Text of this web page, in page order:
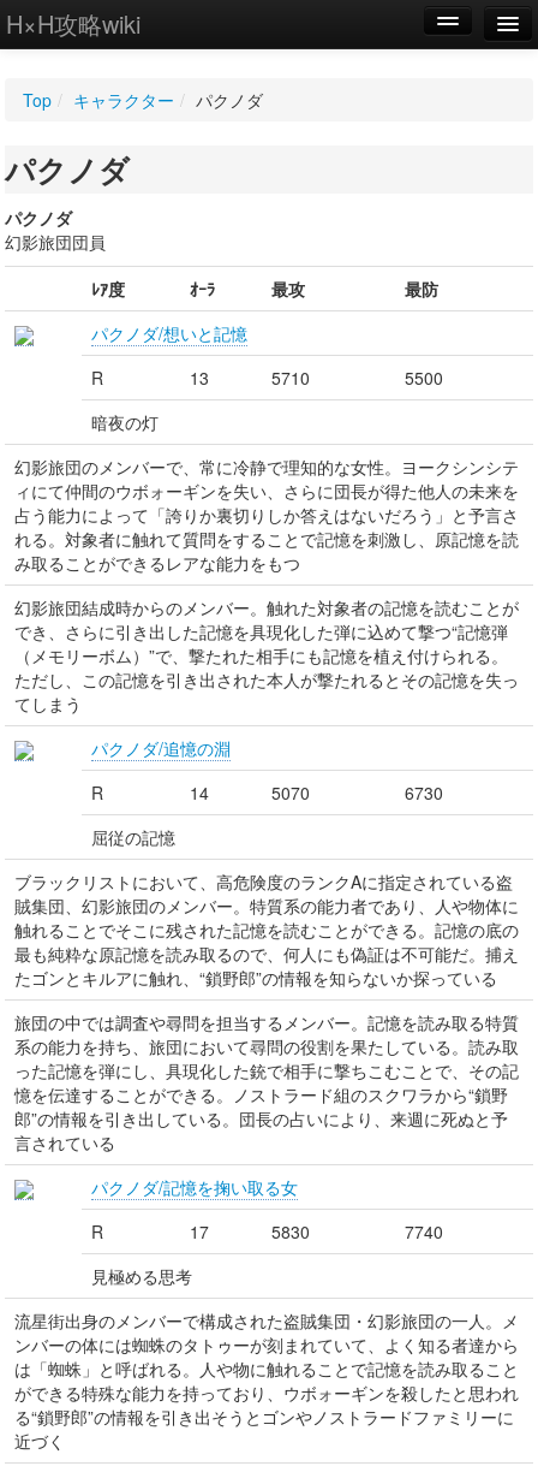
H×H攻略wiki
WIKI
設定
Top / キャラクター / パクノダ
パクノダ
パクノダ
幻影旅団団員
ﾚｱ度
ｵｰﾗ 最攻
最防
パクノダ/想いと記憶
R
13 5710
5500
暗夜の灯
幻影旅団のメンバーで、常に冷静で理知的な女性。ヨークシンシテ
ィにて仲間のウボォーギンを失い、さらに団長が得た他人の未来を
占う能力によって「誇りか裏切りしか答えはないだろう」と予言さ
れる。対象者に触れて質問をすることで記憶を刺激し、原記憶を読
み取ることができるレアな能力をもつ
幻影旅団結成時からのメンバー。触れた対象者の記憶を読むことが
でき、さらに引き出した記憶を具現化した弾に込めて撃つ“記憶弾
（メモリーボム）”で、撃たれた相手にも記憶を植え付けられる。
ただし、この記憶を引き出された本人が撃たれるとその記憶を失っ
てしまう
パクノダ/追憶の淵
R
14 5070
6730
屈従の記憶
ブラックリストにおいて、高危険度のランクAに指定されている盗
賊集団、幻影旅団のメンバー。特質系の能力者であり、人や物体に
触れることでそこに残された記憶を読むことができる。記憶の底の
最も純粋な原記憶を読み取るので、何人にも偽証は不可能だ。捕え
たゴンとキルアに触れ、“鎖野郎”の情報を知らないか探っている
旅団の中では調査や尋問を担当するメンバー。記憶を読み取る特質
系の能力を持ち、旅団において尋問の役割を果たしている。読み取
った記憶を弾にし、具現化した銃で相手に撃ちこむことで、その記
憶を伝達することができる。ノストラード組のスクワラから“鎖野
郎”の情報を引き出している。団長の占いにより、来週に死ぬと予
言されている
パクノダ/記憶を掬い取る女
R
17 5830
7740
見極める思考
流星街出身のメンバーで構成された盗賊集団・幻影旅団の一人。メ
ンバーの体には蜘蛛のタトゥーが刻まれていて、よく知る者達から
は「蜘蛛」と呼ばれる。人や物に触れることで記憶を読み取ること
ができる特殊な能力を持っており、ウボォーギンを殺したと思われ
る“鎖野郎”の情報を引き出そうとゴンやノストラードファミリーに
近づく